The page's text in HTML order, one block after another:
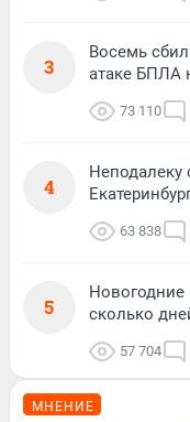
3
Восемь
атаке БПЛА
73 110
4
Неподалеку
63 838
5
Новогодние
сколько
57 704
МНЕНИЕ